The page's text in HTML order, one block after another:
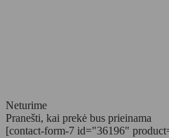
Neturime
Pranešti, kai prekė bus prieinama
[contact-form-7 id="36196"